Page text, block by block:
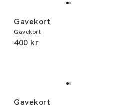
Gavekort
Gavekort
I alt (inkl. rabat)
400 kr
Gavekort